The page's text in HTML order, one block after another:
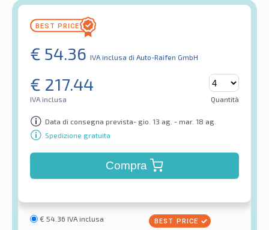
€ 54.36 IVA inclusa di Auto-Raifen GmbH
€ 217.44
IVA inclusa Quantità
Data di consegna prevista- gio. 13 ag. - mar. 18 ag.
Spedizione gratuita
Compra
€ 54.36 IVA inclusa